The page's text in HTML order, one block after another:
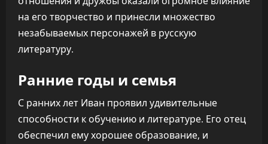
на его творчество и принесли множество
незабываемых персонажей в русскую
литературу.
Ранние годы и семья
С ранних лет Иван проявил удивительные
способности к обучению и литературе. Его отец
обеспечил ему хорошее образование, и